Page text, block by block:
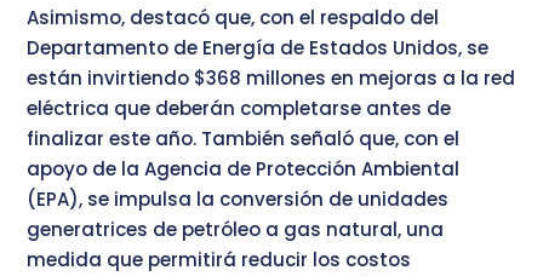
Asimismo, destacó que, con el respaldo del
Departamento de Energía de Estados Unidos, se
están invirtiendo $368 millones en mejoras a la red
eléctrica que deberán completarse antes de
finalizar este año. También señaló que, con el
apoyo de la Agencia de Protección Ambiental
(EPA), se impulsa la conversión de unidades
generatrices de petróleo a gas natural, una
medida que permitirá reducir los costos